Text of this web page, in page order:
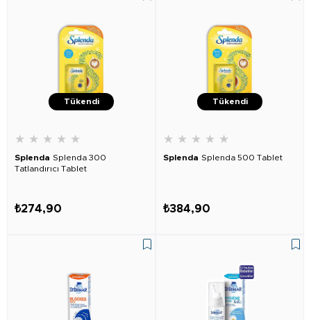
Tükendi
★ ★ ★ ★ ★
Splenda Splenda 300
Tatlandırıcı Tablet
₺274,90
Tükendi
★ ★ ★ ★ ★
Splenda Splenda 500 Tablet
₺384,90